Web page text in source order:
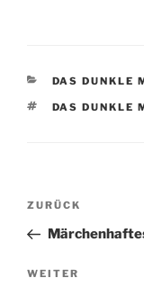
KATEGORIEN
DAS DUNKLE
DAS DUNKLE
Vorheriger
Beitrag
ZURÜCK
Nächster
WEITER